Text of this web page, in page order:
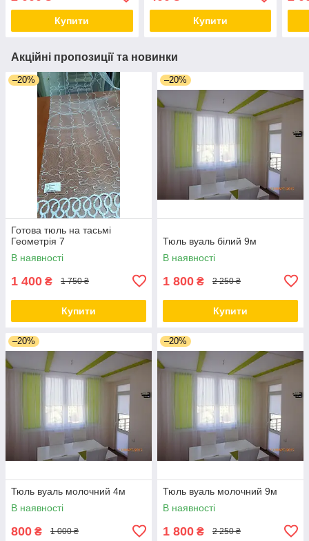
Купити Купити
Акційні пропозиції та новинки
–20%
Готова тюль на тасьмі
Геометрія 7
В наявності
1 400 ₴ 1 750 ₴
Купити
–20%
Тюль вуаль білий 9м
В наявності
1 800 ₴ 2 250 ₴
Купити
–20%
Тюль вуаль молочний 4м
В наявності
800 ₴ 1 000 ₴
–20%
Тюль вуаль молочний 9м
В наявності
1 800 ₴ 2 250 ₴